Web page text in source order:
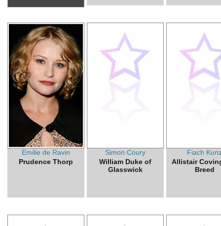
Emilie de Ravin
Prudence Thorp
Simon Coury
William Duke of
Glasswick
Fiach
Allistair
Breed